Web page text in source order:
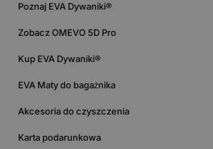
Poznaj EVA Dywaniki®
Zobacz OMEVO 5D Pro
Kup EVA Dywaniki®
EVA Maty do bagażnika
Akcesoria do czyszczenia
Karta podarunkowa